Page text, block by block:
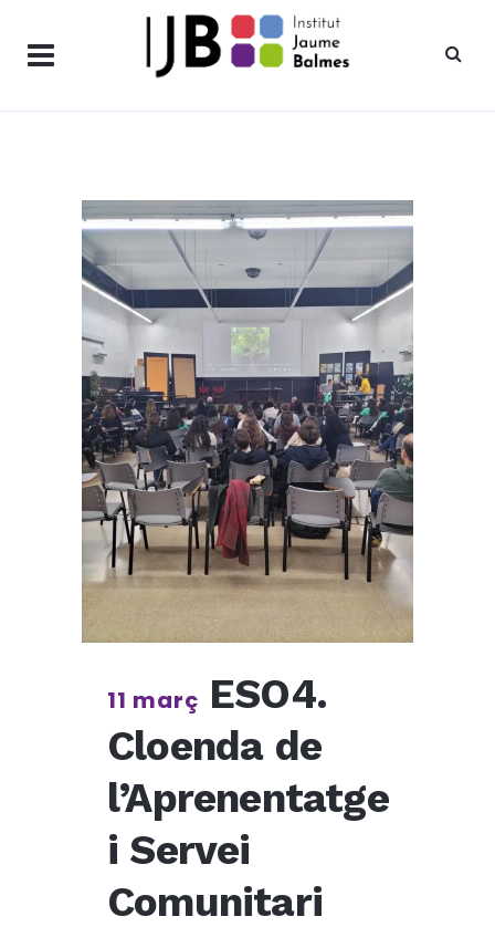
11 març ESO4.
Cloenda de
l’Aprenentatge
i Servei
Comunitari